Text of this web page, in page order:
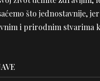
što jednostavnije,
i prirodnim stvarima